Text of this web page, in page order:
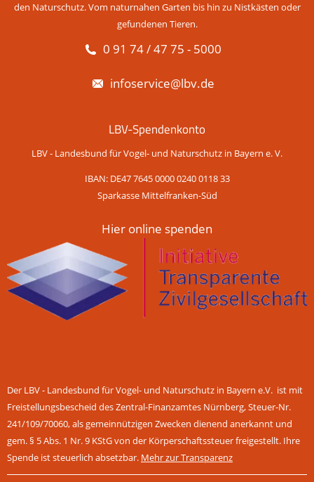
den Naturschutz. Vom naturnahen Garten bis hin zu Nistkästen oder
gefundenen Tieren.
0 91 74 / 47 75 - 5000
infoservice@lbv.de
LBV-Spendenkonto
LBV - Landesbund für Vogel- und Naturschutz in Bayern e. V.
IBAN: DE47 7645 0000 0240 0118 33
Sparkasse Mittelfranken-Süd
Hier online spenden
Der LBV - Landesbund für Vogel- und Naturschutz in Bayern e.V. ist mit
Freistellungsbescheid des Zentral-Finanzamtes Nürnberg, Steuer-Nr.
241/109/70060, als gemeinnützigen Zwecken dienend anerkannt und
gem. § 5 Abs. 1 Nr. 9 KStG von der Körperschaftssteuer freigestellt. Ihre
Spende ist steuerlich absetzbar. Mehr zur Transparenz